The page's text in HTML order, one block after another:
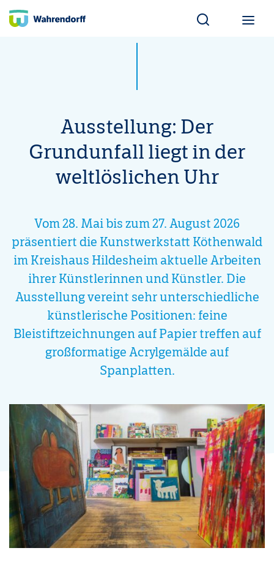
Wahrendorff
Ausstellung: Der
Grundunfall liegt in der
weltlöslichen Uhr
Vom 28. Mai bis zum 27. August 2026
präsentiert die Kunstwerkstatt Köthenwald
im Kreishaus Hildesheim aktuelle Arbeiten
ihrer Künstlerinnen und Künstler. Die
Ausstellung vereint sehr unterschiedliche
künstlerische Positionen: feine
Bleistiftzeichnungen auf Papier treffen auf
großformatige Acrylgemälde auf
Spanplatten.